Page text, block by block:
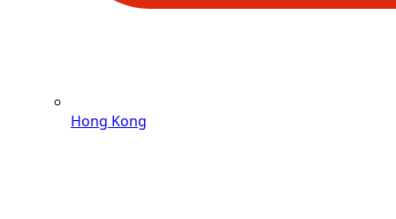
Hong Kong